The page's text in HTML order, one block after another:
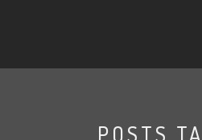
POSTS